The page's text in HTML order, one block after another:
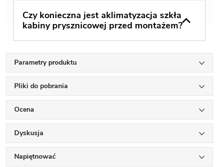
Czy konieczna jest aklimatyzacja szkła
kabiny prysznicowej przed montażem?
Parametry produktu
Pliki do pobrania
Ocena
Dyskusja
Napiętnować